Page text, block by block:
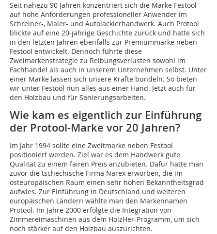
Seit nahezu 90 Jahren konzentriert sich die Marke Festool
auf hohe Anforderungen professioneller Anwender im
Schreiner-, Maler- und Autolackierhandwerk. Auch Protool
blickte auf eine 20-jährige Geschichte zurück und hatte sich
in den letzten Jahren ebenfalls zur Premiummarke neben
Festool entwickelt. Dennoch führte diese
Zweimarkenstrategie zu Reibungsverlusten sowohl im
Fachhandel als auch in unserem Unternehmen selbst. Unter
einer Marke lassen sich unsere Kräfte bündeln. So bieten
wir unter Festool nun alles aus einer Hand. Jetzt auch für
den Holzbau und für Sanierungsarbeiten.
Wie kam es eigentlich zur Einführung
der Protool-Marke vor 20 Jahren?
Im Jahr 1994 sollte eine Zweitmarke neben Festool
positioniert werden. Ziel war es dem Handwerk gute
Qualität zu einem fairen Preis anzubieten. Dafür hatte man
zuvor die tschechische Firma Narex erworben, die im
osteuropäischen Raum einen sehr hohen Bekanntheitsgrad
aufwies. Zur Einführung in Deutschland und weiteren
europäischen Ländern wählte man den Markennamen
Protool. Im Jahre 2000 erfolgte die Integration von
Zimmereimaschinen aus dem HolzHer-Programm, um sich
noch stärker auf den Holzbau auszurichten.